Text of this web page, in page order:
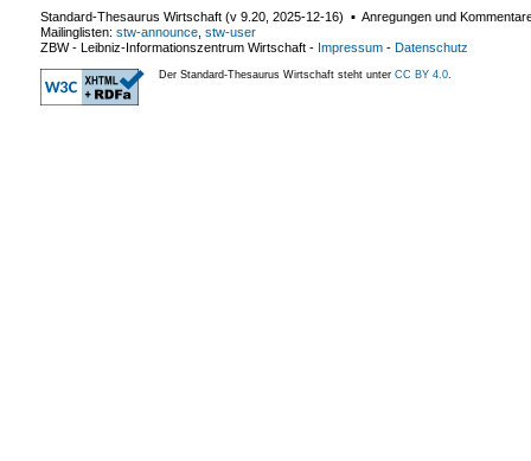
Standard-Thesaurus Wirtschaft (v 9.20 2025-12-16) ▪ Anregungen und
Mailinglisten: stw-announce stw-user
ZBW - Leibniz-Informationszentrum Wirtschaft - Impressum - Datenschutz
Der Standard-Thesaurus Wirtschaft steht unter CC BY 4.0